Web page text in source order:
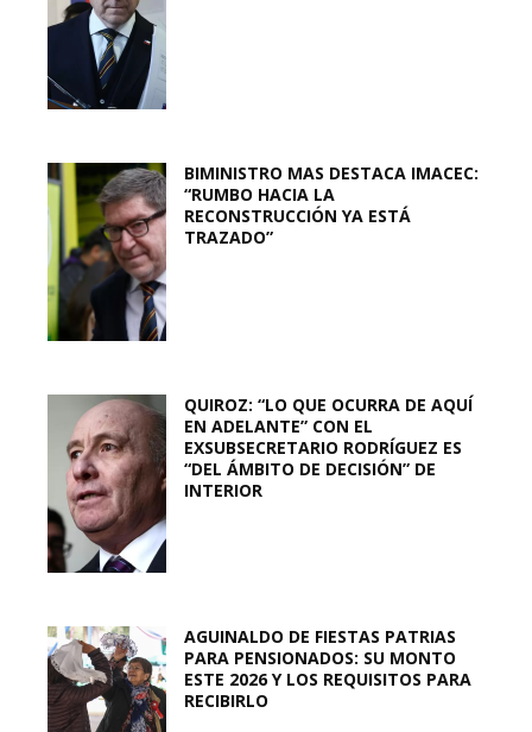
BIMINISTRO MAS DESTACA IMACEC:
“RUMBO HACIA LA
RECONSTRUCCIÓN YA ESTÁ
TRAZADO”
QUIROZ: “LO QUE OCURRA DE AQUÍ
EN ADELANTE” CON EL
EXSUBSECRETARIO RODRÍGUEZ ES
“DEL ÁMBITO DE DECISIÓN” DE
INTERIOR
AGUINALDO DE FIESTAS PATRIAS
PARA PENSIONADOS: SU MONTO
ESTE 2026 Y LOS REQUISITOS PARA
RECIBIRLO